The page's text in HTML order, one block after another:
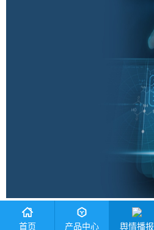
网络舆情信息传播数据搜索网站
首页 产品中心 舆情播报